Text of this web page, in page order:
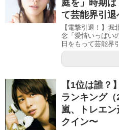
庭を」時期
て芸能界引退
【電撃引退！】
念「愛情いっぱい
日をもって芸能界
【1位は誰？
ランキング
嵐、トレエ
クイン〜